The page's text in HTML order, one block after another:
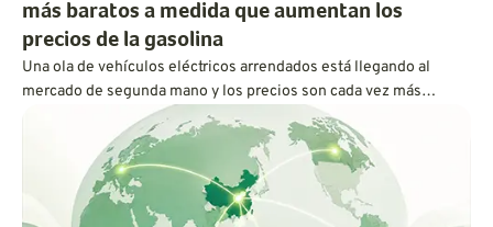
más baratos a medida que aumentan los
precios de la gasolina
Una ola de vehículos eléctricos arrendados está llegando al
mercado de segunda mano y los precios son cada vez más
atractivos. Para el conductor adecuado, la conducción eléctrica
finalmente puede parecer menos costosa y más práctica.